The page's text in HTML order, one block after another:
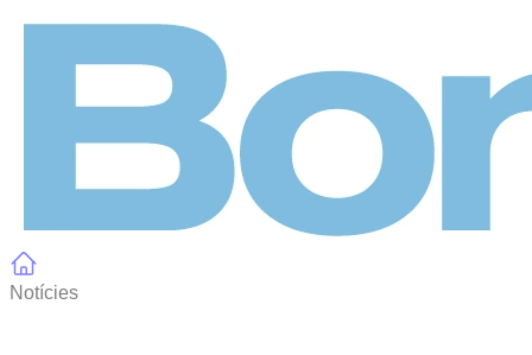
Notícies